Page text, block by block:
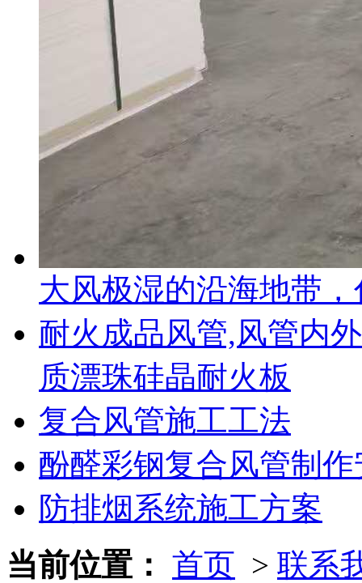
大风极湿的沿海地带
耐火成品风管,风管内
质漂珠硅晶耐火板
复合风管施工工法
酚醛彩钢复合风管制
防排烟系统施工方案
当前位置： 首页 > 联系